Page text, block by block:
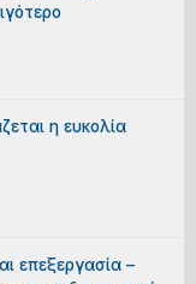
η ευκολία
επεξεργασία –